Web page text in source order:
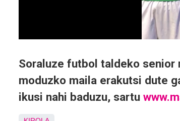
Soraluze futbol taldeko senior
moduzko maila erakutsi dute
ikusi nahi baduzu, sartu